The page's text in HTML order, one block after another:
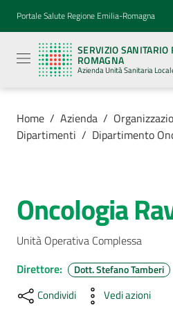
Vai al contenuto
Vai alla navigazione
Vai al footer
Portale Salute Regione Emilia-Romagna
SERVIZIO
ROMAGNA
Azienda Unità Sanitaria
Sanitario
Regionale
Emilia-
Romagna
Azienda
Sanitaria
Locale della
Romagna
Menu selezionato
Luoghi
cura
Home / Azienda /
Dipartimenti / Dipartimento
Salta al contenuto
Oncologia
Unità Operativa Complessa
Direttore: Dott. Stefano Tamberi
Condividi Vedi azioni